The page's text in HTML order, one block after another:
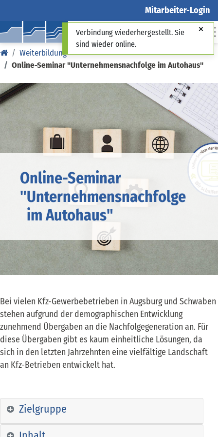
Mitarbeiter-Login
Weiterbildung
Online-Seminar "Unternehmensnachfolge im Autohaus"
Online-Seminar
"Unternehmensnachfolge
im Autohaus" ​
Bei vielen Kfz-Gewerbebetrieben in Augsburg und Schwaben
stehen aufgrund der demographischen Entwicklung
zunehmend Übergaben an die Nachfolgegeneration an. Für
diese Übergaben gibt es kaum einheitliche Lösungen, da
sich in den letzten Jahrzehnten eine vielfältige Landschaft
an Kfz-Betrieben entwickelt hat.
Zielgruppe
Verbindung wiederhergestellt. Sie
sind wieder online.